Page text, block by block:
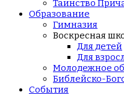
Таинство
Образование
Гимназия
Воскресная
Для детей
Для
Молодежное
Библейско-
События